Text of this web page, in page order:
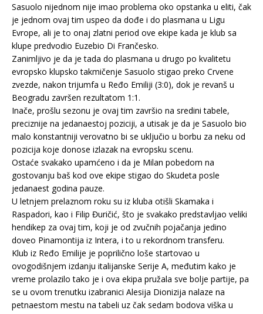
Sasuolo nijednom nije imao problema oko opstanka u eliti, čak
je jednom ovaj tim uspeo da dođe i do plasmana u Ligu
Evrope, ali je to onaj zlatni period ove ekipe kada je klub sa
klupe predvodio Euzebio Di Frančesko.
Zanimljivo je da je tada do plasmana u drugo po kvalitetu
evropsko klupsko takmičenje Sasuolo stigao preko Crvene
zvezde, nakon trijumfa u Ređo Emiliji (3:0), dok je revanš u
Beogradu završen rezultatom 1:1.
Inače, prošlu sezonu je ovaj tim završio na sredini tabele,
preciznije na jedanaestoj poziciji, a utisak je da je Sasuolo bio
malo konstantniji verovatno bi se uključio u borbu za neku od
pozicija koje donose izlazak na evropsku scenu.
Ostaće svakako upamćeno i da je Milan pobedom na
gostovanju baš kod ove ekipe stigao do Skudeta posle
jedanaest godina pauze.
U letnjem prelaznom roku su iz kluba otišli Skamaka i
Raspadori, kao i Filip Đuričić, što je svakako predstavljao veliki
hendikep za ovaj tim, koji je od zvučnih pojačanja jedino
doveo Pinamontija iz Intera, i to u rekordnom transferu.
Klub iz Ređo Emilije je poprilično loše startovao u
ovogodišnjem izdanju italijanske Serije A, međutim kako je
vreme prolazilo tako je i ova ekipa pružala sve bolje partije, pa
se u ovom trenutku izabranici Alesija Dionizija nalaze na
petnaestom mestu na tabeli uz čak sedam bodova viška u